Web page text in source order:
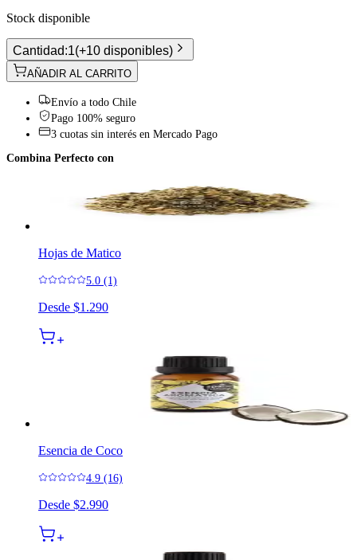
Stock disponible
Cantidad:1(+10 disponibles)
AÑADIR AL CARRITO
Envío a todo Chile
Pago 100% seguro
3 cuotas sin interés en Mercado Pago
Combina Perfecto con
Hojas de Matico
5.0 (1)
Desde $1.290
Esencia de Coco
4.9 (16)
Desde $2.990